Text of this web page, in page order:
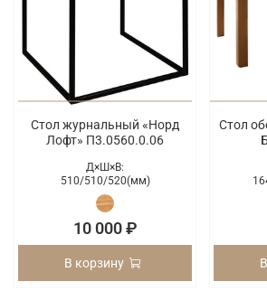
Стол журнальный «Норд
Лофт» П3.0560.0.06
Д×Ш×В:
510/510/520(мм)
10 000 ₽
В корзину
Стол